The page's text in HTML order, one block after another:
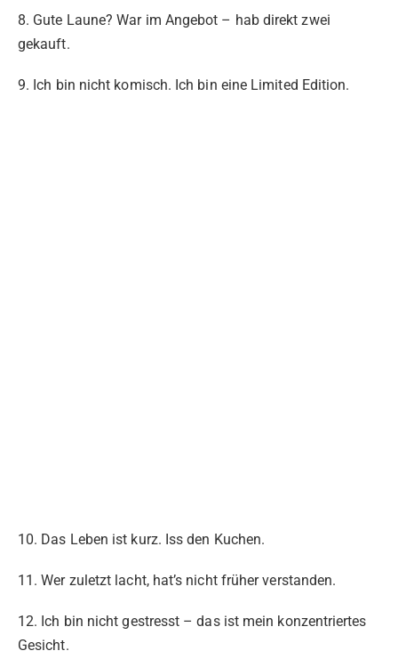
8. Gute Laune? War im Angebot – hab direkt zwei
gekauft.
9. Ich bin nicht komisch. Ich bin eine Limited Edition.
10. Das Leben ist kurz. Iss den Kuchen.
11. Wer zuletzt lacht, hat’s nicht früher verstanden.
12. Ich bin nicht gestresst – das ist mein konzentriertes
Gesicht.